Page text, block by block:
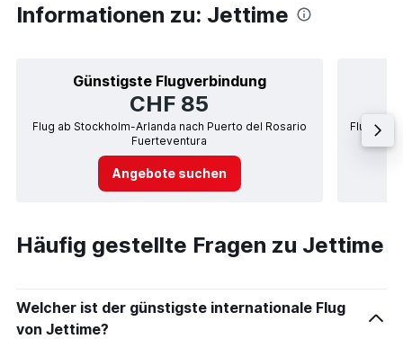
Informationen zu: Jettime
Günstigste Flugverbindung
CHF 85
Flug ab Stockholm-Arlanda nach Puerto del Rosario
Fuerteventura
Angebote suchen
Flug ab
Häufig gestellte Fragen zu Jettime
Welcher ist der günstigste internationale Flug
von Jettime?